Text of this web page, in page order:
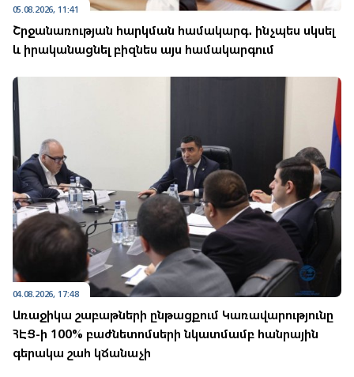
05.08.2026, 11:41
Շրջանառության հարկման համակարգ․ ինչպես սկսել
և իրականացնել բիզնես այս համակարգում
04.08.2026, 17:48
Առաջիկա շաբաթների ընթացքում Կառավարությունը
ՀԷՑ-ի 100% բաժնետոմսերի նկատմամբ հանրային
գերակա շահ կճանաչի